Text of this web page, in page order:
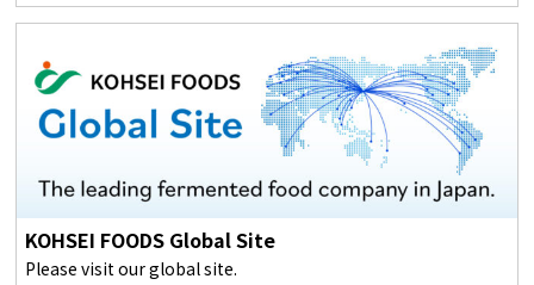
KOHSEI FOODS Global Site
Please visit our global site.